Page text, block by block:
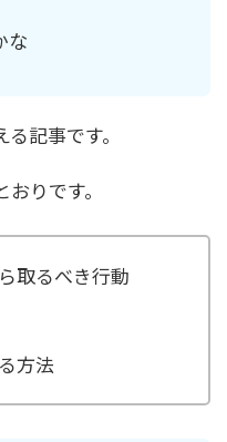
な
記事です。
りです。
取るべき行動
方法